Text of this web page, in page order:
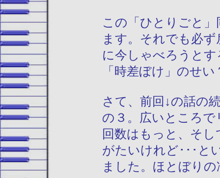
この「ひとりごと
ます。それでも必
に今しゃべろうと
「時差ぼけ」のせい
さて、前回↓の話の
の３。広いところ
回数はもっと、そ
がたいけれど･･･と
ました。ほとぼり